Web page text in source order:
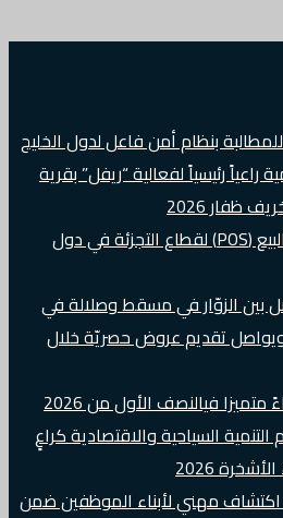
بنظام أمن فاعل لدول الخليج
راعياً رئيسياً لفعالية “ريفل” بقرية
2026
زوهو تطلق حل نقاط البيع (POS) لقطاع التجزئة في دول
بين الزوّار في مسقط وصلالة في
ويواصل تقديم عروض حصريّة خلال
فيالنصف الأول من 2026
السياحية والاقتصادية كراعٍ
2026
مهني لأبناء الموظفين ضمن